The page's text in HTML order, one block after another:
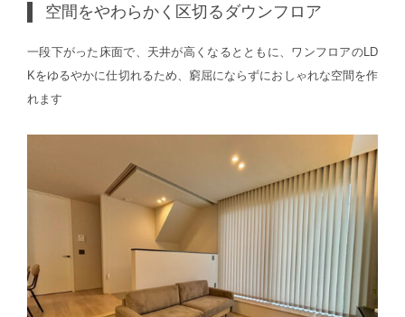
空間をやわらかく区切るダウンフロア
一段下がった床面で、天井が高くなるとともに、ワンフロアのLD
Kをゆるやかに仕切れるため、窮屈にならずにおしゃれな空間を作
れます